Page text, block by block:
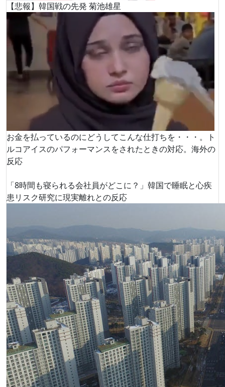
【悲報】韓国戦の先発 菊池雄星
お金を払っているのにどうしてこんな仕打ちを・・・。ト
ルコアイスのパフォーマンスをされたときの対応。海外の
反応
「8時間も寝られる会社員がどこに？」韓国で睡眠と心疾
患リスク研究に現実離れとの反応